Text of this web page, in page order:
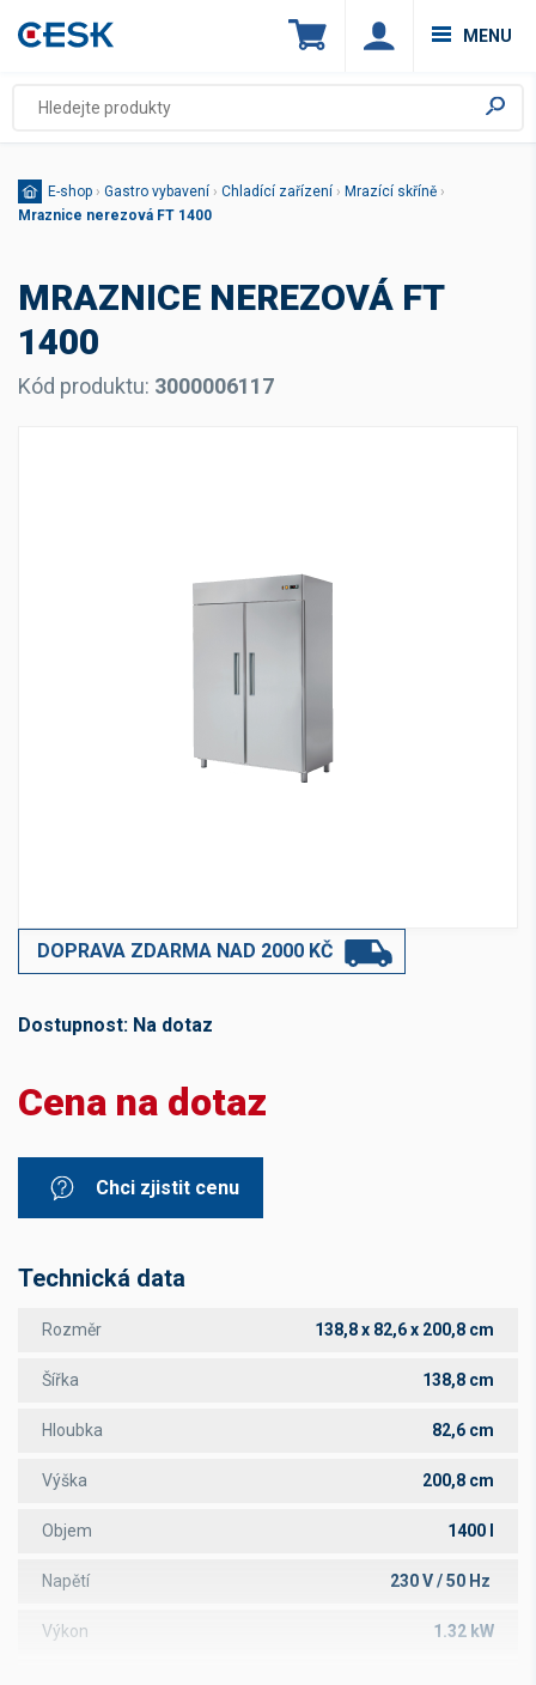
MENU
E-shop › Gastro vybavení › Chladící zařízení › Mrazící skříně ›
Mraznice nerezová FT 1400
MRAZNICE NEREZOVÁ FT
1400
Kód produktu: 3000006117
DOPRAVA ZDARMA NAD 2000 KČ
Dostupnost: Na dotaz
Cena na dotaz
Chci zjistit cenu
Technická data
Rozměr 138,8 x 82,6 x 200,8 cm
Šířka 138,8 cm
Hloubka 82,6 cm
Výška 200,8 cm
Objem 1400 l
Napětí 230 V / 50 Hz
Výkon 1.32 kW